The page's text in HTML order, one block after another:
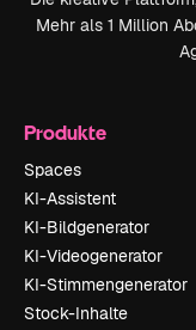
Mehr als 1 Million
Produkte
Spaces
KI-Assistent
KI-Bildgenerator
KI-Videogenerator
KI-Stimmengenerator
Stock-Inhalte